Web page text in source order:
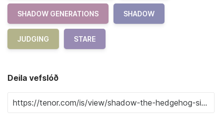
SHADOW GENERATIONS SHADOW
JUDGING STARE
Deila vefslóð